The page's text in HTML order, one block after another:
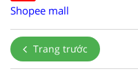
Shopee mall
Trang trước